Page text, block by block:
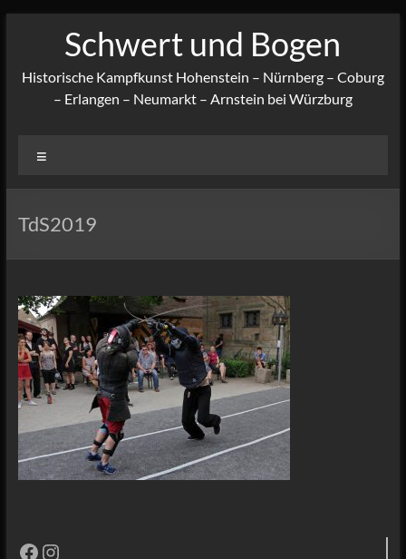
Schwert und Bogen
Historische Kampfkunst Hohenstein – Nürnberg – Coburg
– Erlangen – Neumarkt – Arnstein bei Würzburg
TdS2019
Facebook
Instagram